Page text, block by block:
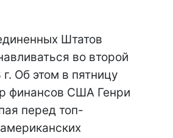
Штатов
во второй
Об этом в пятницу
финансов США Генри
перед топ-